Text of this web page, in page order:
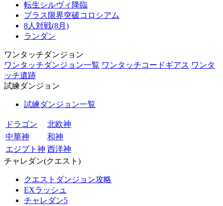
転生シルヴィ降臨
プラス限界突破コロシアム
8人対戦(8月)
ランダン
ワンタッチダンジョン
ワンタッチダンジョン一覧 ワンタッチコードギアス ワンタ
ッチ遺跡
試練ダンジョン
試練ダンジョン一覧
ドラゴン
北欧神
中華神
和神
エジプト神 西洋神
チャレダン(クエスト)
クエストダンジョン攻略
EXラッシュ
チャレダン5